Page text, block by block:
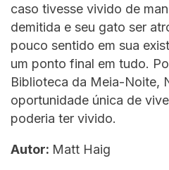
caso tivesse vivido de
demitida e seu gato ser
pouco sentido em sua
um ponto final em tudo.
Biblioteca da Meia-Noite,
oportunidade única de
poderia ter vivido.
Autor: Matt Haig